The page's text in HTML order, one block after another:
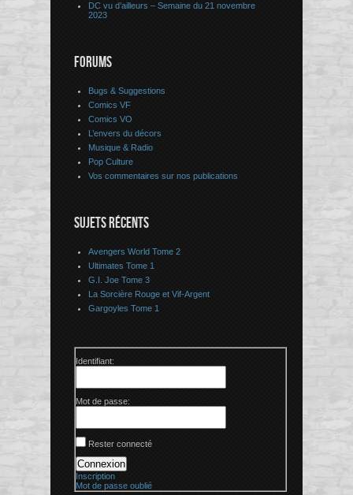
DC vu d’ailleurs – Semaine du 21 novembre
2023
FORUMS
Bugs & Suggestions
Comics VF
Comics VO
L’envers du décors
Musique & Radio
Pop Culture
Vos commentaires sur nos publications
SUJETS RÉCENTS
Avengers World Tome 2
Ultimates Tome 1
G.I. Joe Tome 3
La Sorcière Rouge et Vif-Argent
Gargoyles Tome 1
Identifiant:
Mot de passe:
Rester connecté
Connexion
Inscription
Mot de passe oublié